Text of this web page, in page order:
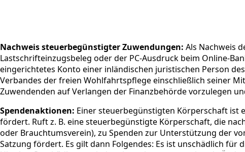
Nachweis steuerbegünstigter Zuwendungen: Als Nachweis
Lastschrifteinzugsbeleg oder der PC-Ausdruck beim Online-
eingerichtetes Konto einer inländischen juristischen Person
Verbandes der freien Wohlfahrtspflege einschließlich seiner
Zuwendenden auf Verlangen der Finanzbehörde vorzulegen
Spendenaktionen: Einer steuerbegünstigten Körperschaft ist
fördert. Ruft z. B. eine steuerbegünstigte Körperschaft, die
oder Brauchtumsverein), zu Spenden zur Unterstützung der
Satzung fördert. Es gilt dann Folgendes: Es ist unschädlich